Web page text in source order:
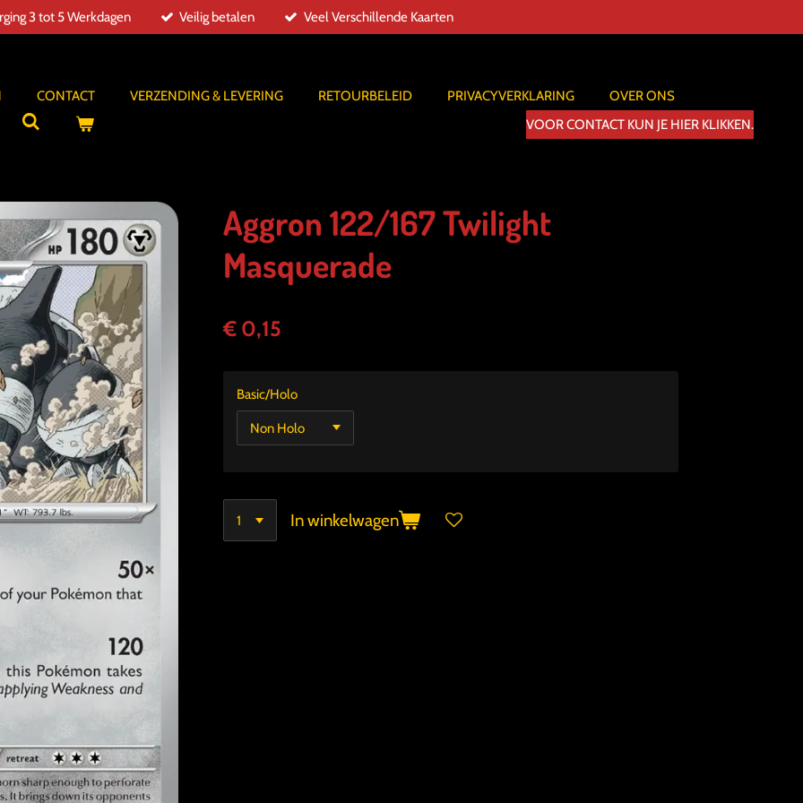
3 tot 5 Werkdagen Veilig betalen Veel Verschillende Kaarten
CONTACT VERZENDING & LEVERING RETOURBELEID PRIVACYVERKLARING
OVER ONS
VOOR CONTACT KUN JE HIER KLIKKEN.
Aggron 122/167 Twilight
Masquerade
€ 0,15
Basic/Holo
In winkelwagen